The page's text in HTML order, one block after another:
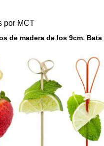
por MCT
de madera de los 9cm,